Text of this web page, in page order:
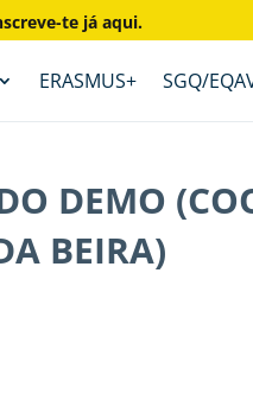
te já aqui.
ERASMUS+ SGQ/
DEMO
BEIRA)